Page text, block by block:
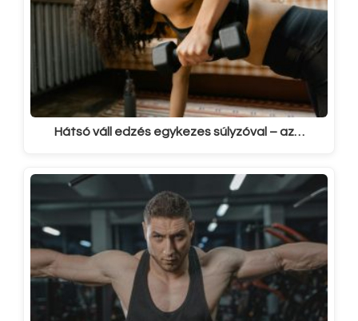
Hátsó váll edzés egykezes súlyzóval – az…